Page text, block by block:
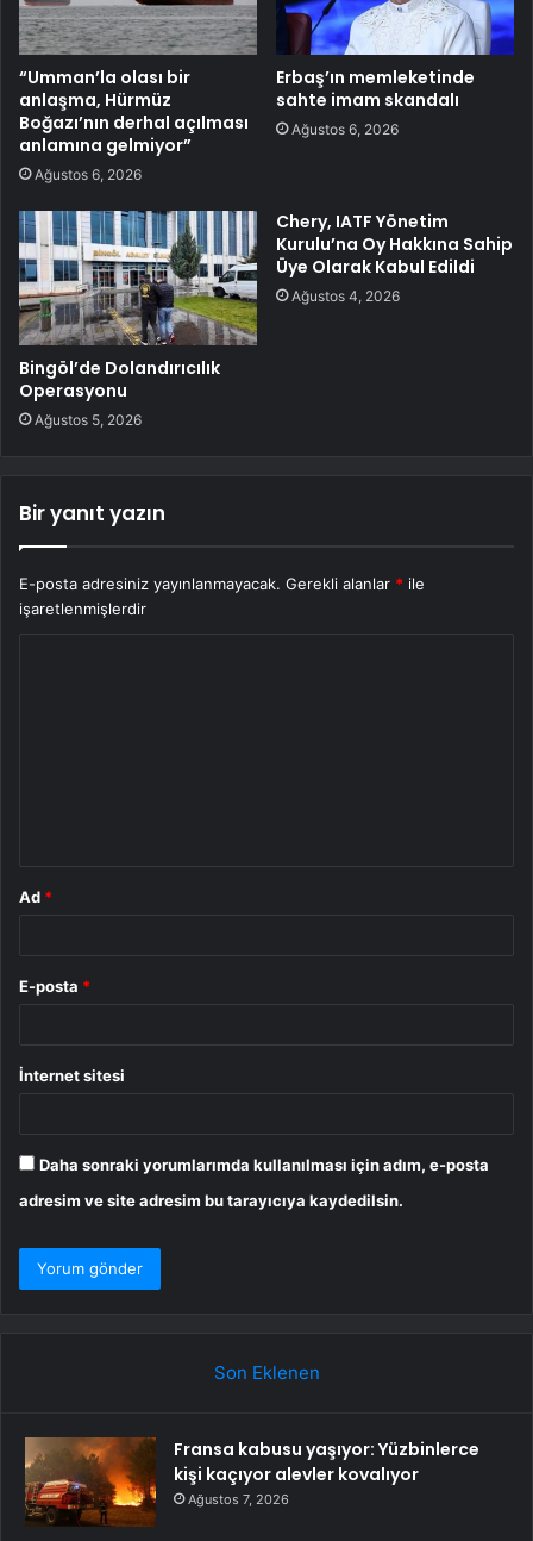
“Umman’la olası bir
anlaşma, Hürmüz
Boğazı’nın derhal açılması
anlamına gelmiyor”
Ağustos 6, 2026
Erbaş’ın memleketinde
sahte imam skandalı
Ağustos 6, 2026
Bingöl’de Dolandırıcılık
Operasyonu
Ağustos 5, 2026
Chery, IATF Yönetim
Kurulu’na Oy Hakkına Sahip
Üye Olarak Kabul Edildi
Ağustos 4, 2026
Bir yanıt yazın
E-posta adresiniz yayınlanmayacak. Gerekli alanlar * ile
işaretlenmişlerdir
Ad *
E-posta *
İnternet sitesi
Daha sonraki yorumlarımda kullanılması için adım, e-posta
adresim ve site adresim bu tarayıcıya kaydedilsin.
Son Eklenen
Fransa kabusu yaşıyor: Yüzbinlerce
kişi kaçıyor alevler kovalıyor
Ağustos 7, 2026